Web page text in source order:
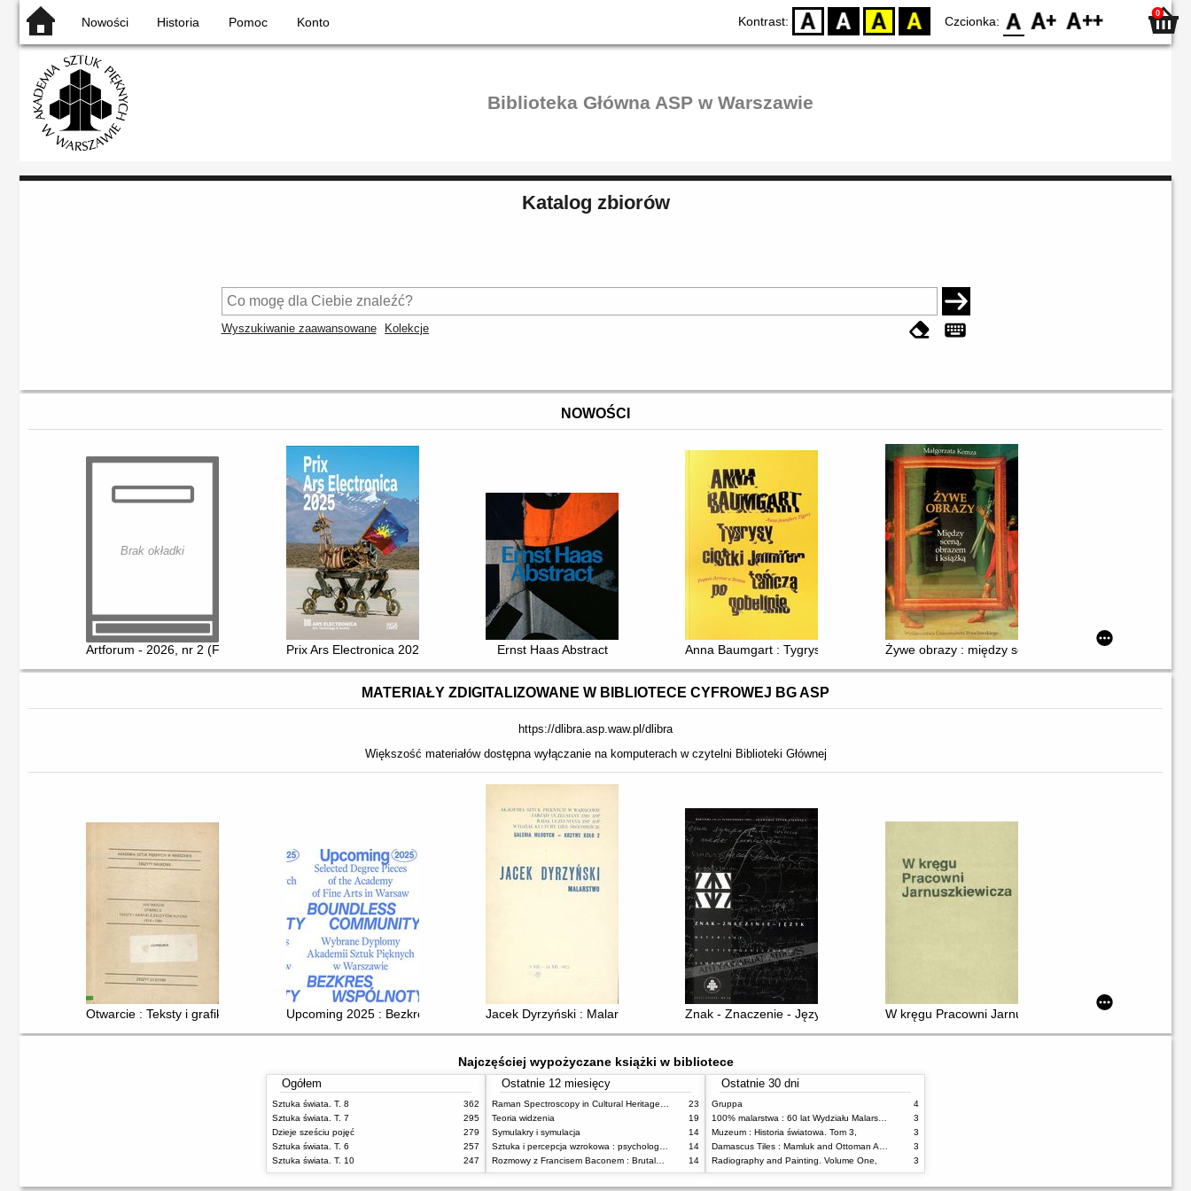
Nowości Historia Pomoc Konto Kontrast: D BW YB BY Czcionka: F0 F1 F2 0
Biblioteka Główna ASP w Warszawie
Katalog zbiorów
Wyszukiwanie zaawansowane Kolekcje
NOWOŚCI
Brak okładki
Artforum - 2026, nr 2 (February) Prix Ars Electronica 2025 Ernst Haas Abstract Anna Baumgart : Tygrysy ciotki Jennifer tańczą po gobelinie = Aunt Jennifer's Tigers
Żywe obrazy : między sceną, obrazem i książką
MATERIAŁY ZDIGITALIZOWANE W BIBLIOTECE CYFROWEJ BG ASP
https://dlibra.asp.waw.pl/dlibra
Większość materiałów dostępna wyłączanie na komputerach w czytelni Biblioteki Głównej
Otwarcie : Teksty i grafiki z zeszytów autora 1974 - 1981Upcoming 2025 : Bezkres wspólnoty : Wybrane dyplomy Akademii Sztuk Pięknych w Warszawie = Boundless community : Selected Degree Pieces of the
Jacek Dyrzyński : Malarstwo Znak - Znaczenie - Język : Materiały II Heterogenicznego Sympozjum
W kręgu Pracowni Jarnuszkiewicza : w 35-lecie
Najczęściej wypożyczane książki w bibliotece
Ogółem
Sztuka świata. T. 8
362
Sztuka świata. T. 7
295
Dzieje sześciu pojęć
279
Sztuka świata. T. 6
257
Sztuka świata. T. 10
247
Ostatnie 12 miesięcy
Raman Spectroscopy in Cultural Heritage Preservation
23
Teoria widzenia
19
Symulakry i symulacja
14
Sztuka i percepcja wzrokowa : psychologia twórczego oka
14
Rozmowy z Francisem Baconem : Brutalność faktu
14
Ostatnie 30 dni
Gruppa
4
100% malarstwa : 60 lat Wydziału Malarstwa ASP w Warszawie
3
Muzeum : Historia światowa. Tom 3,
3
Damascus Tiles : Mamluk and Ottoman Architectural Ceramics from Syria
3
Radiography and Painting. Volume One,
3